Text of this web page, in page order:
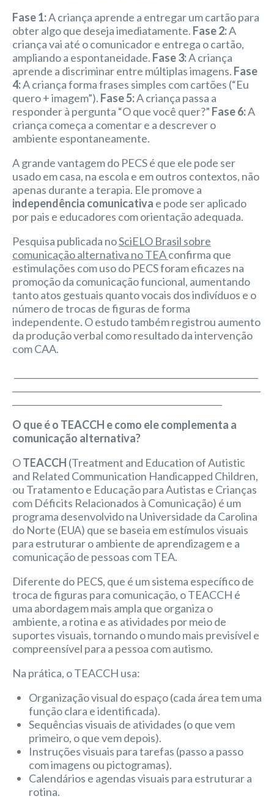
Fase 1:A criança aprende a entregar um cartão para
obter algo que deseja imediatamente. Fase 2:A
criança vai até o comunicador e entrega o cartão,
ampliando a espontaneidade. Fase 3:A criança
aprende a discriminar entre múltiplas imagens. Fase
4:A criança forma frases simples com cartões (“Eu
quero + imagem”). Fase 5:A criança passa a
responder à pergunta “O que você quer?” Fase 6:A
criança começa a comentar e a descrever o
ambiente espontaneamente.
A grande vantagem do PECS é que ele pode ser
usado em casa, na escola e em outros contextos, não
apenas durante a terapia. Ele promove a
independência comunicativa e pode ser aplicado
por pais e educadores com orientação adequada.
Pesquisa publicada noSciELO Brasil sobre
comunicação alternativa no TEAconfirma que
estimulações com uso do PECS foram eficazes na
promoção da comunicação funcional, aumentando
tanto atos gestuais quanto vocais dos indivíduos e o
número de trocas de figuras de forma
independente. O estudo também registrou aumento
da produção verbal como resultado da intervenção
com CAA.
O que é o TEACCH e como ele complementa a
comunicação alternativa?
OTEACCH (Treatment and Education of Autistic
and Related Communication Handicapped Children,
ou Tratamento e Educação para Autistas e Crianças
com Déficits Relacionados à Comunicação) é um
programa desenvolvido na Universidade da Carolina
do Norte (EUA) que se baseia em estímulos visuais
para estruturar o ambiente de aprendizagem e a
comunicação de pessoas com TEA.
Diferente do PECS, que é um sistema específico de
troca de figuras para comunicação, o TEACCH é
uma abordagem mais ampla que organiza o
ambiente, a rotina e as atividades por meio de
suportes visuais, tornando o mundo mais previsível e
compreensível para a pessoa com autismo.
Na prática, o TEACCH usa:
Organização visual do espaço (cada área tem uma
função clara e identificada).
Sequências visuais de atividades (o que vem
primeiro, o que vem depois).
Instruções visuais para tarefas (passo a passo
com imagens ou pictogramas).
Calendários e agendas visuais para estruturar a
rotina.